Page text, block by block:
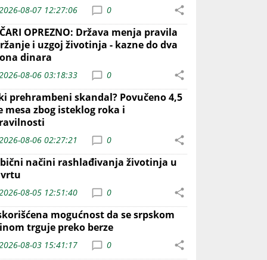
08-07 12:27:06 0
OPREZNO: Država menja pravila
i uzgoj životinja - kazne do dva
dinara
08-06 03:18:33 0
prehrambeni skandal? Povučeno 4,5
mesa zbog isteklog roka i
08-06 02:27:21 0
načini rashlađivanja životinja u
vrtu
08-05 12:51:40 0
mogućnost da se srpskom
trguje preko berze
08-03 15:41:17 0